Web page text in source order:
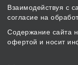
Взаимодействуя с
согласие на
Содержание сайта
офертой и носит